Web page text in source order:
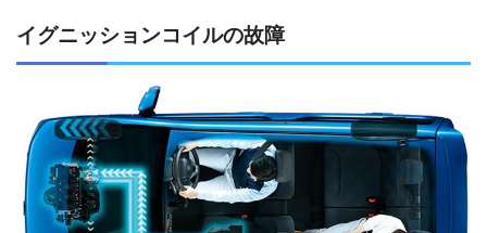
イグニッションコイルの故障